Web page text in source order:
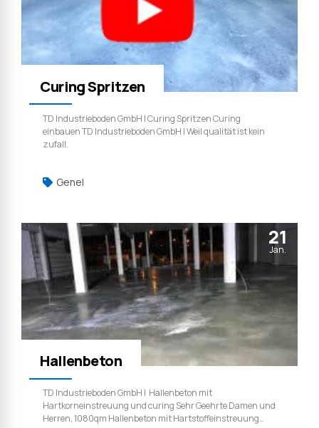
Genel
Curing Spritzen
TD Industrieboden GmbH | Curing Spritzen Curing
einbauen TD Industrieboden GmbH | Weil qualität ist kein
zufall.
21
Jan.
Hallenbeton
TD Industrieboden GmbH | Hallenbeton mit
Hartkorneinstreuung und curing Sehr Geehrte Damen und
Herren, 1080qm Hallenbeton mit Hartstoffeinstreuung